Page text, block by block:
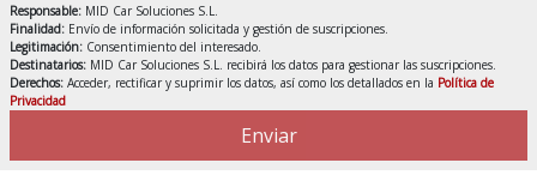
Responsable: MID Car Soluciones S.L.
Finalidad: Envío de información solicitada y gestión de suscripciones.
Legitimación: Consentimiento del interesado.
Destinatarios: MID Car Soluciones S.L. recibirá los datos para gestionar las suscripciones.
Derechos: Acceder, rectificar y suprimir los datos, así como los detallados en la Política de
Privacidad
Enviar